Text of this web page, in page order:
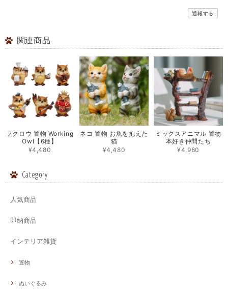
通報する
関連商品
フクロウ 置物 Working
Owl【6種】
¥4,480
ネコ 置物 お魚を抱えた
猫
¥4,480
ミックスアニマル 置物
本好き仲間たち
¥4,980
Category
人気商品
即納商品
インテリア雑貨
置物
ぬいぐるみ